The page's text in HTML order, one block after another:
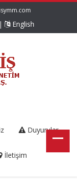
| English
Duyurular
İletişim